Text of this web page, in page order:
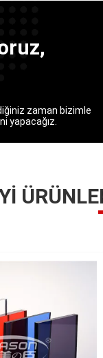
zaman bizimle
yapacağız.